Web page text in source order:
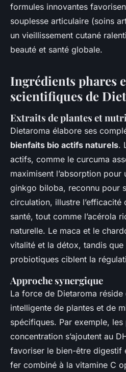
formules innovantes
souplesse articulaire (soins
un vieillissement cutané
beauté et santé globale.
Ingrédients phares
scientifiques de
Extraits de plantes et
Dietaroma élabore ses
bienfaits bio actifs naturels.
actifs, comme le curcuma
maximisent l’absorption pour
ginkgo biloba, reconnu pour
circulation, illustre l’efficacité
santé, tout comme l’acérola
naturelle. Le maca et le
vitalité et la détox, tandis
probiotiques ciblent la
Approche synergique
La force de Dietaroma réside
intelligente de plantes et de
spécifiques. Par exemple,
concentration s’ajoutent au
favoriser le bien-être digestif
fer combiné à la vitamine C